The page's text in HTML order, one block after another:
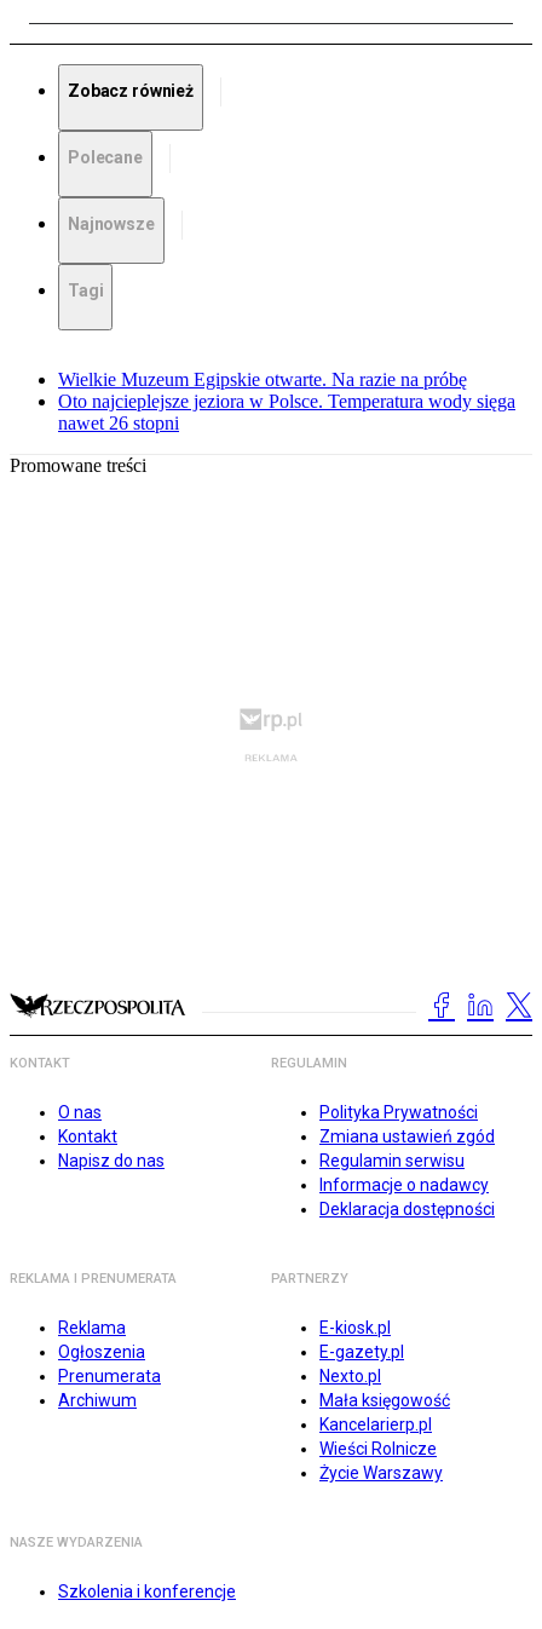
Zobacz również
Polecane
Najnowsze
Tagi
Wielkie Muzeum Egipskie otwarte. Na razie na próbę
Oto najcieplejsze jeziora w Polsce. Temperatura wody sięga
nawet 26 stopni
Promowane treści
KONTAKT
O nas
Kontakt
Napisz do nas
REGULAMIN
Polityka Prywatności
Zmiana ustawień zgód
Regulamin serwisu
Informacje o nadawcy
Deklaracja dostępności
REKLAMA I PRENUMERATA
Reklama
Ogłoszenia
Prenumerata
Archiwum
PARTNERZY
E-kiosk.pl
E-gazety.pl
Nexto.pl
Mała księgowość
Kancelarierp.pl
Wieści Rolnicze
Życie Warszawy
NASZE WYDARZENIA
Szkolenia i konferencje